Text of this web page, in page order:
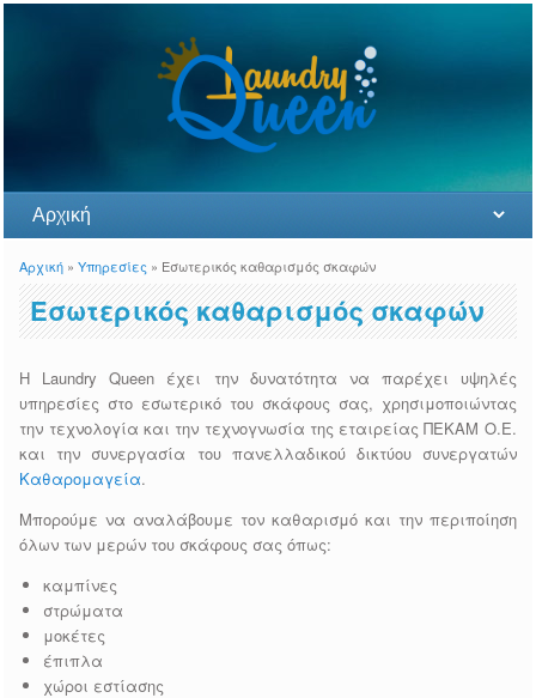
You are here
Αρχική »Υπηρεσίες » Εσωτερικός καθαρισμός σκαφών
Εσωτερικός καθαρισμός σκαφών
Η Laundry Queen έχει την δυνατότητα να παρέχει υψηλές
υπηρεσίες στο εσωτερικό του σκάφους σας, χρησιμοποιώντας
την τεχνολογία και την τεχνογνωσία της εταιρείας ΠΕΚΑΜ Ο.Ε.
και την συνεργασία του πανελλαδικού δικτύου συνεργατών
Kαθαρομαγεία.
Μπορούμε να αναλάβουμε τον καθαρισμό και την περιποίηση
όλων των μερών του σκάφους σας όπως:
καμπίνες
στρώματα
μοκέτες
έπιπλα
χώροι εστίασης